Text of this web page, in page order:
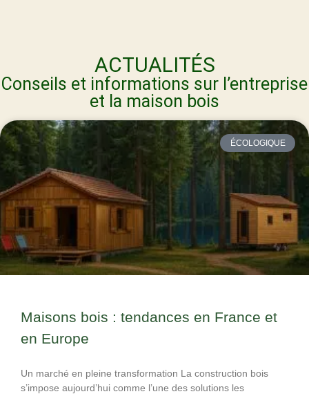
ACTUALITÉS
Conseils et informations sur l’entreprise
et la maison bois
ÉCOLOGIQUE
Maisons bois : tendances en France et
en Europe
Un marché en pleine transformation La construction bois
s’impose aujourd’hui comme l’une des solutions les